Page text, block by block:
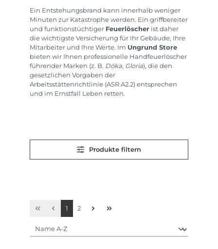
Ein Entstehungsbrand kann innerhalb weniger
Minuten zur Katastrophe werden. Ein griffbereiter
und funktionstüchtiger Feuerlöscher ist daher
die wichtigste Versicherung für Ihr Gebäude, Ihre
Mitarbeiter und Ihre Werte. Im Ungrund Store
bieten wir Ihnen professionelle Handfeuerlöscher
führender Marken (z. B. Döka, Gloria), die den
gesetzlichen Vorgaben der
Arbeitsstättenrichtlinie (ASR A2.2) entsprechen
und im Ernstfall Leben retten.
Produkte filtern
Seite
1 Seite
2